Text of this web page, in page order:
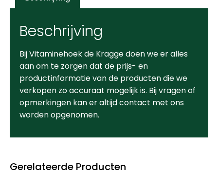
Gerelateerde Producten
Beschrijving
Bij Vitaminehoek de Kragge doen we er alles
aan om te zorgen dat de prijs- en
productinformatie van de producten die we
verkopen zo accuraat mogelijk is. Bij vragen of
opmerkingen kan er altijd contact met ons
worden opgenomen.